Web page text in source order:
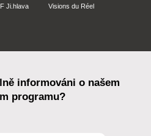
Ji.hlava Visions du Réel
informováni o našem
programu?